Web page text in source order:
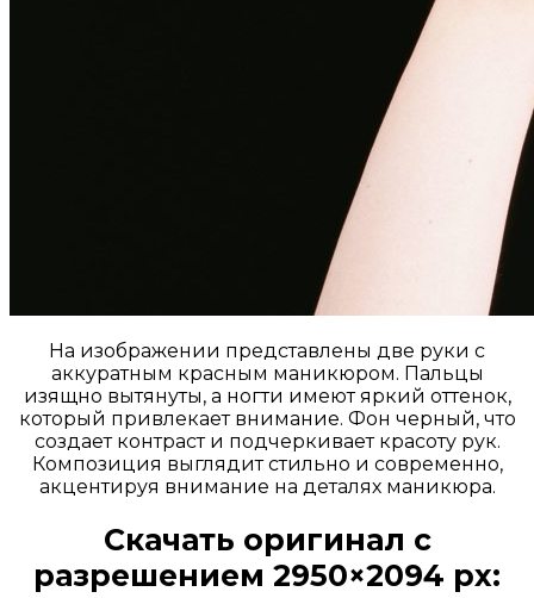
На изображении представлены две руки с
аккуратным красным маникюром. Пальцы
изящно вытянуты, а ногти имеют яркий оттенок,
который привлекает внимание. Фон черный, что
создает контраст и подчеркивает красоту рук.
Композиция выглядит стильно и современно,
акцентируя внимание на деталях маникюра.
Скачать оригинал с
разрешением 2950×2094 px: